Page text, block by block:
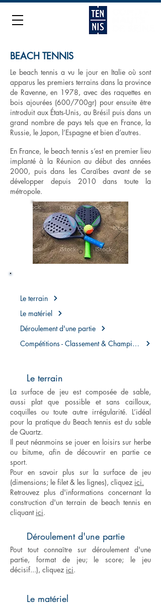
BEACH TENNIS
Le beach tennis a vu le jour en Italie où sont
apparus les premiers terrains dans la province
de Ravenne, en 1978, avec des raquettes en
bois ajourées (600/700gr) pour ensuite être
introduit aux États-Unis, au Brésil puis dans un
grand nombre de pays tels que en France, la
Russie, le Japon, l’Espagne et bien d’autres.
En France, le beach tennis s’est en premier lieu
implanté à la Réunion au début des années
2000, puis dans les Caraïbes avant de se
développer depuis 2010 dans toute la
métropole.
Le terrain
Le matériel
Déroulement d'une partie
Compétitions - Classement & Championnat de France
Le terrain
La surface de jeu est composée de sable,
aussi plat que possible et sans cailloux,
coquilles ou toute autre irrégularité. L’idéal
pour la pratique du Beach tennis est du sable
de Quartz.
Il peut néanmoins se jouer en loisirs sur herbe
ou bitume, afin de découvrir en partie ce
sport.
Pour en savoir plus sur la surface de jeu
(dimensions; le filet & les lignes), cliquez ici.
Retrouvez plus d'informations concernant la
construction d'un terrain de beach tennis en
cliquant ici.
Déroulement d'une partie
Pout tout connaître sur déroulement d'une
partie, format de jeu; le score; le jeu
décisif...), cliquez ici.
Le matériel